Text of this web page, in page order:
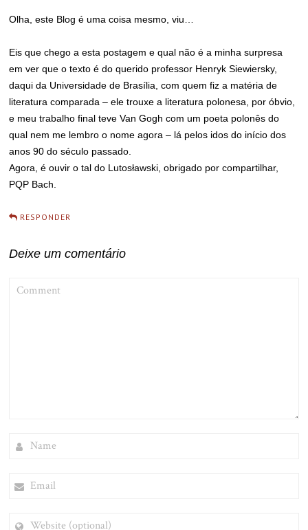
Olha, este Blog é uma coisa mesmo, viu…
Eis que chego a esta postagem e qual não é a minha surpresa
em ver que o texto é do querido professor Henryk Siewiersky,
daqui da Universidade de Brasília, com quem fiz a matéria de
literatura comparada – ele trouxe a literatura polonesa, por óbvio,
e meu trabalho final teve Van Gogh com um poeta polonês do
qual nem me lembro o nome agora – lá pelos idos do início dos
anos 90 do século passado.
Agora, é ouvir o tal do Lutosławski, obrigado por compartilhar,
PQP Bach.
RESPONDER
Deixe um comentário